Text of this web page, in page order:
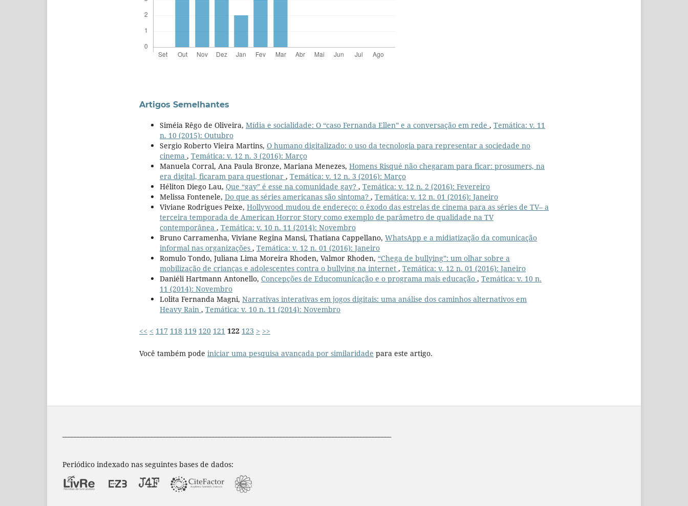
Artigos Semelhantes
Siméia Rêgo de Oliveira, Mídia e socialidade: O “caso Fernanda Ellen” e a conversação em rede , Temática: v. 11
n. 10 (2015): Outubro
Sergio Roberto Vieira Martins, O humano digitalizado: o uso da tecnologia para representar a sociedade no
cinema , Temática: v. 12 n. 3 (2016): Março
Manuela Corral, Ana Paula Bronze, Mariana Menezes, Homens Risqué não chegaram para ficar: prosumers, na
era digital, ficaram para questionar , Temática: v. 12 n. 3 (2016): Março
Héliton Diego Lau, Que “gay” é esse na comunidade gay? , Temática: v. 12 n. 2 (2016): Fevereiro
Melissa Fontenele, Do que as séries americanas são sintoma? , Temática: v. 12 n. 01 (2016): Janeiro
Viviane Rodrigues Peixe, Hollywood mudou de endereço: o êxodo das estrelas de cinema para as séries de TV– a
terceira temporada de American Horror Story como exemplo de parâmetro de qualidade na TV
contemporânea , Temática: v. 10 n. 11 (2014): Novembro
Bruno Carramenha, Viviane Regina Mansi, Thatiana Cappellano, WhatsApp e a midiatização da comunicação
informal nas organizações , Temática: v. 12 n. 01 (2016): Janeiro
Romulo Tondo, Juliana Lima Moreira Rhoden, Valmor Rhoden, “Chega de bullying”: um olhar sobre a
mobilização de crianças e adolescentes contra o bullying na internet , Temática: v. 12 n. 01 (2016): Janeiro
Daniéli Hartmann Antonello, Concepções de Educomunicação e o programa mais educação , Temática: v. 10 n.
11 (2014): Novembro
Lolita Fernanda Magni, Narrativas interativas em jogos digitais: uma análise dos caminhos alternativos em
Heavy Rain , Temática: v. 10 n. 11 (2014): Novembro
<< < 117 118 119 120 121 122 123 > >>
Você também pode iniciar uma pesquisa avançada por similaridade para este artigo.
Periódico indexado nas seguintes bases de dados: